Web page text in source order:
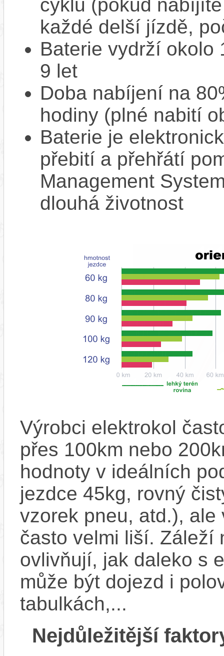
cyklů (pokud
každé delší jízdě,
Baterie vydrží okolo
9 let
Doba nabíjení na
hodiny (plné nabití
Baterie je
přebití a přehřátí
Management
dlouhá životnost
Výrobci elektrokol
přes 100km nebo
hodnoty v ideálních
jezdce 45kg, rovný
vzorek pneu, atd.),
často velmi liší. Záleží
ovlivňují, jak daleko s
může být dojezd i
tabulkách,...
Nejdůležitější